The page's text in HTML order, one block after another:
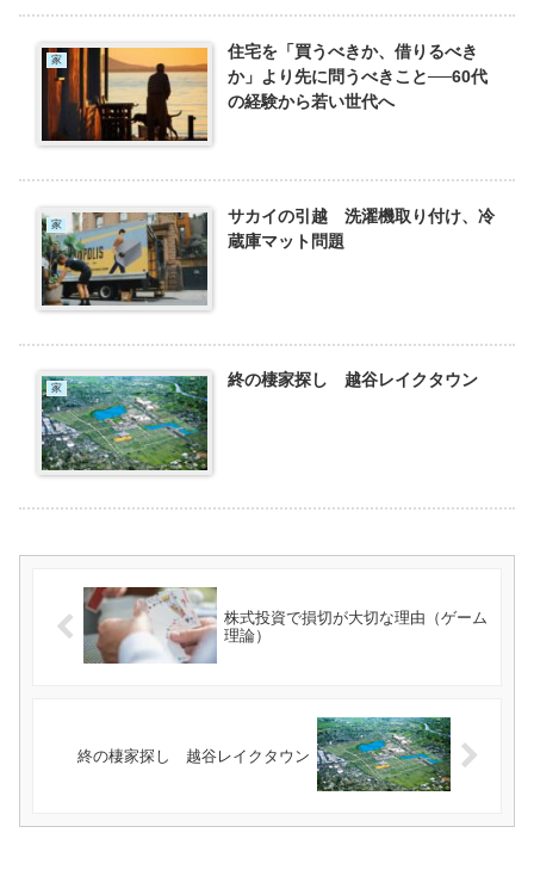
家
住宅を「買うべきか、借りるべき
か」より先に問うべきこと──60代
の経験から若い世代へ
家
サカイの引越 洗濯機取り付け、冷
蔵庫マット問題
家 終の棲家探し 越谷レイクタウン
株式投資で損切が大切な理由（ゲーム
理論）
終の棲家探し 越谷レイクタウン